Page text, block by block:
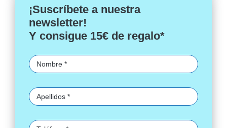
¡Suscríbete a nuestra
newsletter!
Y consigue 15€ de regalo*